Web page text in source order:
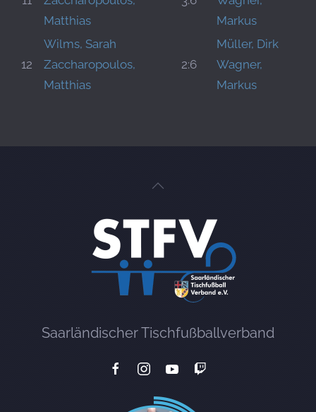
Matthias
Markus
12
Wilms, Sarah
Zaccharopoulos,
Matthias
2:6
Müller, Dirk
Wagner,
Markus
Saarländischer Tischfußballverband